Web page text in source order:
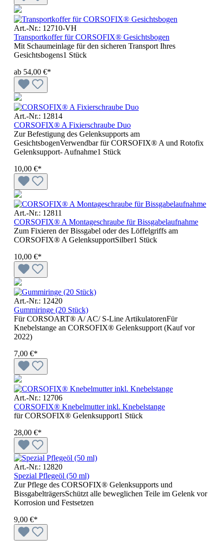
Art.-Nr.: 12710-VH
Transportkoffer für CORSOFIX® Gesichtsbogen
Mit Schaumeinlage für den sicheren Transport Ihres
Gesichtsbogens1 Stück
ab 54,00 €*
Art.-Nr.: 12814
CORSOFIX® A Fixierschraube Duo
Zur Befestigung des Gelenksupports am
GesichtsbogenVerwendbar für CORSOFIX® A und Rotofix
Gelenksupport- Aufnahme1 Stück
10,00 €*
Art.-Nr.: 12811
CORSOFIX® A Montageschraube für Bissgabelaufnahme
Zum Fixieren der Bissgabel oder des Löffelgriffs am
CORSOFIX® A GelenksupportSilber1 Stück
10,00 €*
Art.-Nr.: 12420
Gummiringe (20 Stück)
Für CORSOART® A/ AC/ S-Line ArtikulatorenFür
Knebelstange an CORSOFIX® Gelenksupport (Kauf vor
2022)
7,00 €*
Art.-Nr.: 12706
CORSOFIX® Knebelmutter inkl. Knebelstange
für CORSOFIX® Gelenksupport1 Stück
28,00 €*
Art.-Nr.: 12820
Spezial Pflegeöl (50 ml)
Zur Pflege des CORSOFIX® Gelenksupports und
BissgabelträgersSchützt alle beweglichen Teile im Gelenk vor
Korrosion und Festsetzen
9,00 €*